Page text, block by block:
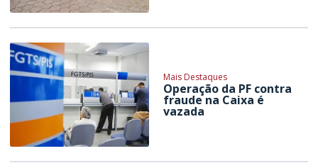
Mais Destaques
Operação da PF contra
fraude na Caixa é
vazada